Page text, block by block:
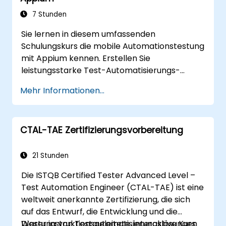
können.
Systemen und Hardware integrieren
können.
Best Practices für die Wartung,
Verwaltung, Fehlerbehebung und
Fehlersuche in komplexen Testabläufen
7 Stunden
Sie lernen in diesem umfassenden
Schulungskurs die mobile Automationstestung
mit Appium kennen. Erstellen Sie
leistungsstarke Test-Automatisierungs-
Apps unter Verwendung des
branchenführenden Appium-Frameworks. Sie
sammeln praktische Erfahrungen bei der
Konfiguration von Appium, dem Schreiben von
Web-Elemente sowie der Erstellung
ist ideal für QA-Ingenieure und Test-Experten,
die ihre Fähigkeiten im Bereich Mobile Testing
und Automation erweitern möchten. Es bietet
einen optimalen Einstieg in die Appium-
Mehr Informationen...
CTAL-TAE Zertifizierungsvorbereitung
21 Stunden
Die ISTQB Certified Tester Advanced Level –
Test Automation Engineer (CTAL-TAE) ist eine
weltweit anerkannte Zertifizierung, die sich
auf das Entwurf, die Entwicklung und die
Wartung von Testautomatisierungslösungen
Dieser instruktionsgeleitete, interaktive Kurs